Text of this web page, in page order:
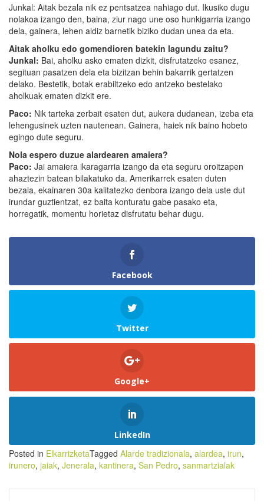
Junkal: Aitak bezala nik ez pentsatzea nahiago dut. Ikusiko dugu
nolakoa izango den, baina, ziur nago une oso hunkigarria izango
dela, gainera, lehen aldiz barnetik biziko dudan unea da eta.
Aitak aholku edo gomendioren batekin lagundu zaitu?
Junkal: Bai, aholku asko ematen dizkit, disfrutatzeko esanez,
segituan pasatzen dela eta bizitzan behin bakarrik gertatzen
delako. Bestetik, botak erabiltzeko edo antzeko bestelako
aholkuak ematen dizkit ere.
Paco: Nik tarteka zerbait esaten dut, aukera dudanean, izeba eta
lehengusinek uzten nautenean. Gainera, haiek nik baino hobeto
egingo dute seguru.
Nola espero duzue alardearen amaiera?
Paco: Jai amaiera ikaragarria izango da eta seguru oroitzapen
ahaztezin batean bilakatuko da. Amerikarrek esaten duten
bezala, ekainaren 30a kalitatezko denbora izango dela uste dut
irundar guztientzat, ez baita konturatu gabe pasako eta,
horregatik, momentu horietaz disfrutatu behar dugu.
Facebook
Twitter
Google+
LinkedIn
Posted in ElkarrizketaTagged Alarde tradizionala, alardea, irun,
irunero, jaiak, Jenerala, kantinera, San Pedro, sanmartzialak